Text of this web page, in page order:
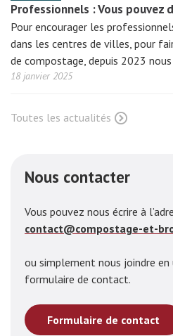
Professionnels : Vous pouvez
Pour encourager les
dans les centres de villes, pour
de compostage, depuis 2023
18 janvier 2025
Toutes les actualités
Nous contacter
Vous pouvez nous écrire à
contact@compostage-et-
ou simplement nous joindre
formulaire de contact.
Formulaire de contact